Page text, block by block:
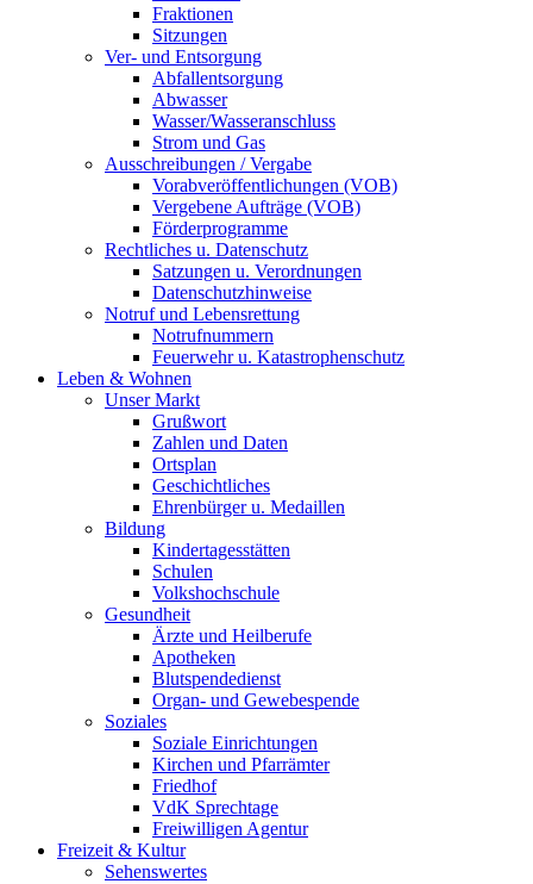
Fraktionen
Sitzungen
Ver- und Entsorgung
Abfallentsorgung
Abwasser
Wasser/Wasseranschluss
Strom und Gas
Ausschreibungen / Vergabe
Vorabveröffentlichungen (VOB)
Vergebene Aufträge (VOB)
Förderprogramme
Rechtliches u. Datenschutz
Satzungen u. Verordnungen
Datenschutzhinweise
Notruf und Lebensrettung
Notrufnummern
Feuerwehr u. Katastrophenschutz
Leben & Wohnen
Unser Markt
Grußwort
Zahlen und Daten
Ortsplan
Geschichtliches
Ehrenbürger u. Medaillen
Bildung
Kindertagesstätten
Schulen
Volkshochschule
Gesundheit
Ärzte und Heilberufe
Apotheken
Blutspendedienst
Organ- und Gewebespende
Soziales
Soziale Einrichtungen
Kirchen und Pfarrämter
Friedhof
VdK Sprechtage
Freiwilligen Agentur
Freizeit & Kultur
Sehenswertes